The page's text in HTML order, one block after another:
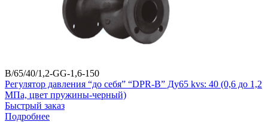
B/65/40/1,2-GG-1,6-150
Регулятор давления “до себя” “DPR-B” Ду65 kvs: 40 (0,6 до 1,2
МПа, цвет пружины-черный)
Быстрый заказ
Подробнее